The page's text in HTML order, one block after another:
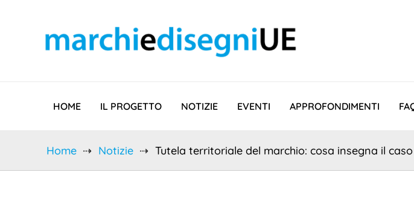
contenuto
HOME IL PROGETTO NOTIZIE EVENTI APPROFONDIMENTI
Home Notizie Tutela territoriale del marchio: cosa insegna il